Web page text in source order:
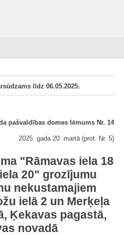
līdz 06.05.2025.
pašvaldības domes lēmums Nr. 14
2025. gada 20. martā (prot. Nr. 5)
"Rāmavas iela 18
20" grozījumu
nekustamajiem
ielā 2 un Merķeļa
Ķekavas pagastā,
novadā